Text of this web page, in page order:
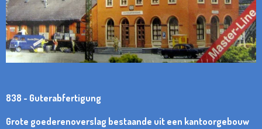
838 - Guterabfertigung
Grote goederenoverslag bestaande uit een kantoorgebouw